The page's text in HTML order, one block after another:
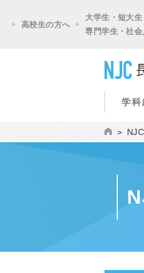
高校生の方へ
大学生・短大生
専門学生・社
学科